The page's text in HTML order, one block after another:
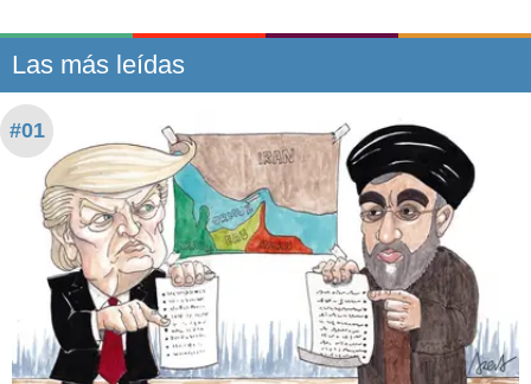
Las más leídas
#01